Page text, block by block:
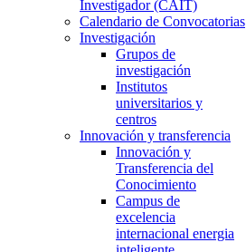
Investigador (CAIT)
Calendario de Convocatorias
Investigación
Grupos de
investigación
Institutos
universitarios y
centros
Innovación y transferencia
Innovación y
Transferencia del
Conocimiento
Campus de
excelencia
internacional energia